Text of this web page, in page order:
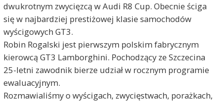
dwukrotnym zwycięzcą w Audi R8 Cup. Obecnie ściga
się w najbardziej prestiżowej klasie samochodów
wyścigowych GT3.
Robin Rogalski jest pierwszym polskim fabrycznym
kierowcą GT3 Lamborghini. Pochodzący ze Szczecina
25-letni zawodnik bierze udział w rocznym programie
ewaluacyjnym.
Rozmawialiśmy o wyścigach, zwycięstwach, porażkach,